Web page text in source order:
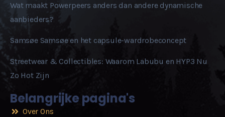
Wat maakt Powerpeers anders dan andere dynamische
aanbieders?
Samsøe Samsøe en het capsule-wardrobeconcept
Streetwear & Collectibles: Waarom Labubu en HYP3 Nu
Zo Hot Zijn
Belangrijke pagina's
Over Ons